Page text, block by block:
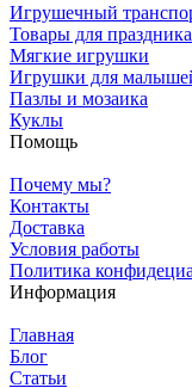
Игрушечный
Товары для праздника
Мягкие игрушки
Игрушки для
Пазлы и мозаика
Куклы
Помощь
Почему мы?
Контакты
Доставка
Условия работы
Политика
Информация
Главная
Блог
Статьи